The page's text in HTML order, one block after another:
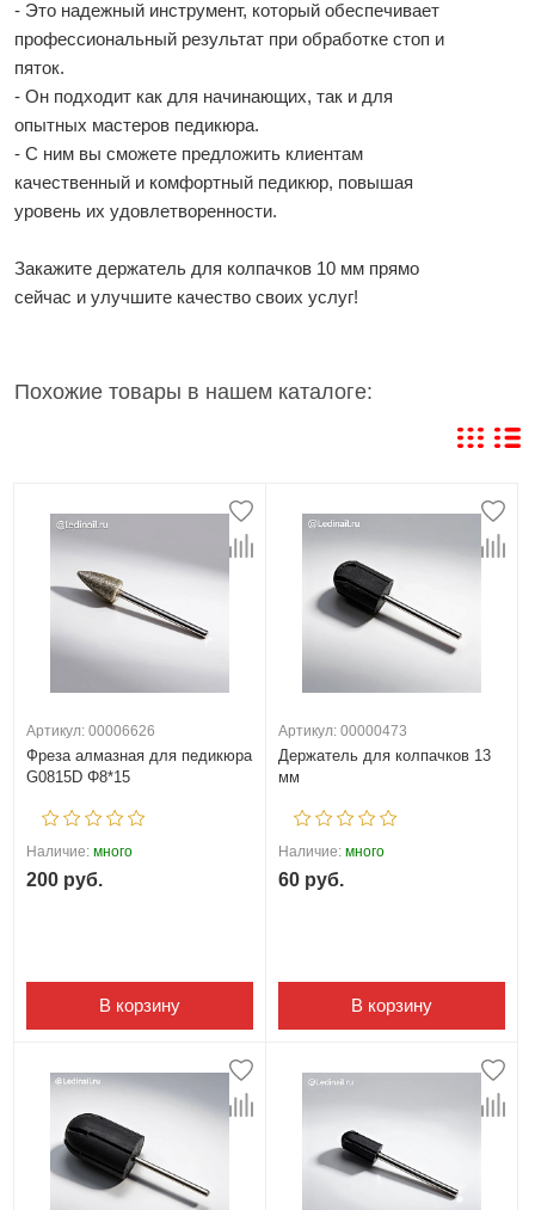
- Это надежный инструмент, который обеспечивает
профессиональный результат при обработке стоп и
пяток.
- Он подходит как для начинающих, так и для
опытных мастеров педикюра.
- С ним вы сможете предложить клиентам
качественный и комфортный педикюр, повышая
уровень их удовлетворенности.
Закажите держатель для колпачков 10 мм прямо
сейчас и улучшите качество своих услуг!
Похожие товары в нашем каталоге:
Артикул: 00006626
Фреза алмазная для педикюра
G0815D Φ8*15
Наличие: много
200 руб.
В корзину
Артикул: 00000473
Держатель для колпачков 13
мм
Наличие: много
60 руб.
В корзину